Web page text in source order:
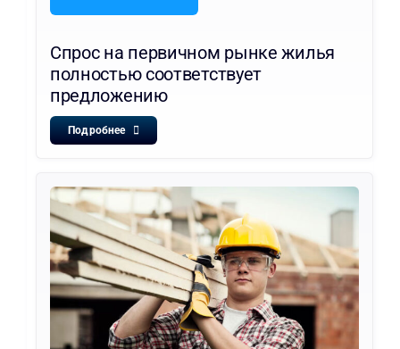
Спрос на первичном рынке жилья
полностью соответствует
предложению
Подробнее